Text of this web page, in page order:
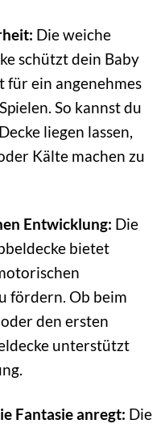
Die weiche
schützt dein Baby
für ein angenehmes
So kannst du
liegen lassen,
Kälte machen zu
Entwicklung: Die
bietet
fördern. Ob beim
den ersten
unterstützt
Fantasie anregt: Die